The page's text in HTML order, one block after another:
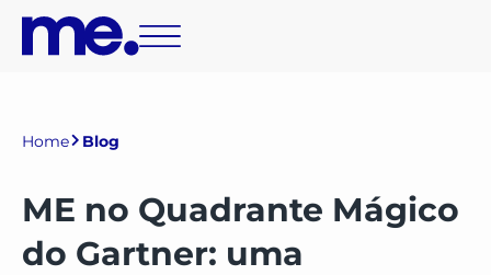
Home Blog
ME no Quadrante Mágico
do Gartner: uma